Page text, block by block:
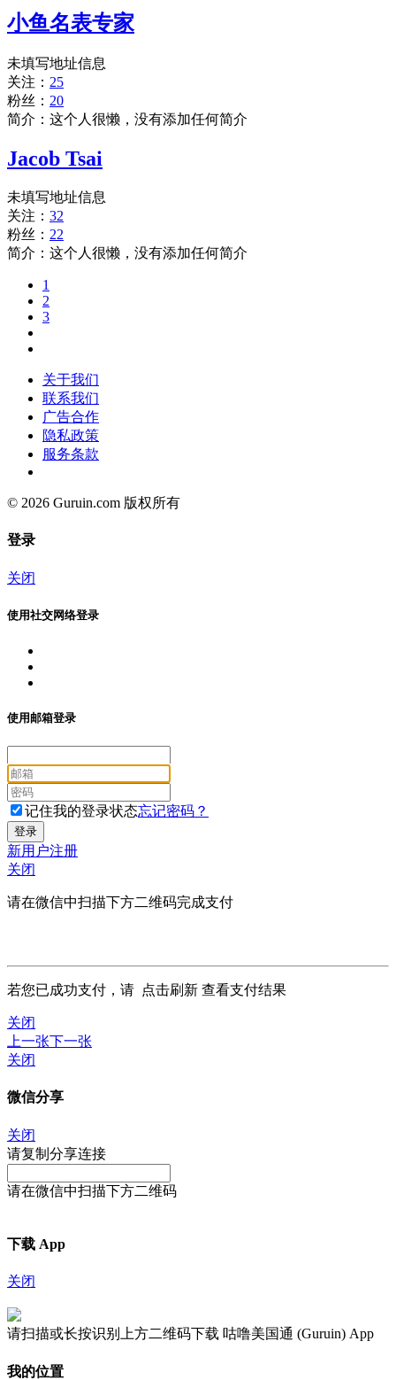
小鱼名表专家
未填写地址信息
关注： 25
粉丝： 20
简介：这个人很懒，没有添加任何简介
Jacob Tsai
未填写地址信息
关注： 32
粉丝： 22
简介：这个人很懒，没有添加任何简介
1
2
3
关于我们
联系我们
广告合作
隐私政策
服务条款
© 2026 Guruin.com 版权所有
登录
关闭
使用社交网络登录
使用邮箱登录
记住我的登录状态忘记密码？
新用户注册
关闭
请在微信中扫描下方二维码完成支付
若您已成功支付，请 点击刷新 查看支付结果
关闭
上一张下一张
关闭
微信分享
关闭
请复制分享连接
请在微信中扫描下方二维码
下载 App
关闭
请扫描或长按识别上方二维码下载 咕噜美国通 (Guruin) App
我的位置